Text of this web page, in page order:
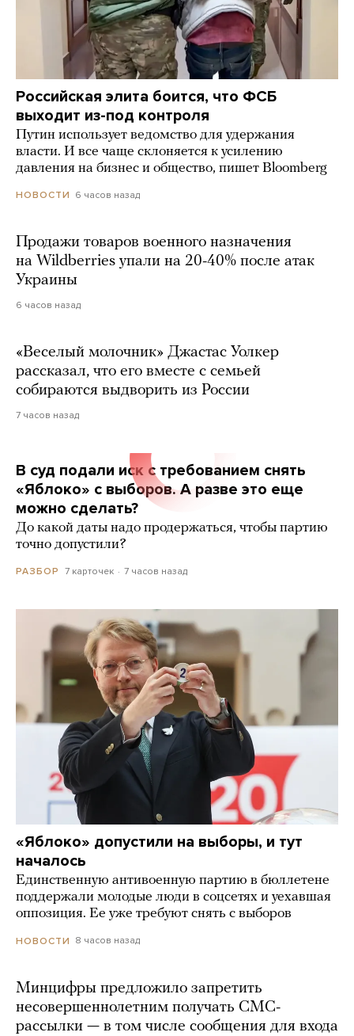
Российская элита боится, что ФСБ
выходит из-под контроля
Путин использует ведомство для удержания
власти. И все чаще склоняется к усилению
давления на бизнес и общество, пишет Bloomberg
НОВОСТИ 6 часов назад
Продажи товаров военного назначения
на Wildberries упали на 20-40% после атак
Украины
6 часов назад
«Веселый молочник» Джастас Уолкер
рассказал, что его вместе с семьей
собираются выдворить из России
7 часов назад
В суд подали иск с требованием снять
«Яблоко» с выборов. А разве это еще
можно сделать?
До какой даты надо продержаться, чтобы партию
точно допустили?
РАЗБОР 7 карточек 7 часов назад
«Яблоко» допустили на выборы, и тут
началось
Единственную антивоенную партию в бюллетене
поддержали молодые люди в соцсетях и уехавшая
оппозиция. Ее уже требуют снять с выборов
НОВОСТИ 8 часов назад
Минцифры предложило запретить
несовершеннолетним получать СМС-
рассылки — в том числе сообщения для входа